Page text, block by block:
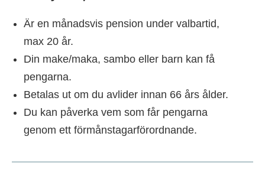
Är en månadsvis pension under valbartid,
max 20 år.
Din make/maka, sambo eller barn kan få
pengarna.
Betalas ut om du avlider innan 66 års ålder.
Du kan påverka vem som får pengarna
genom ett förmånstagarförordnande.